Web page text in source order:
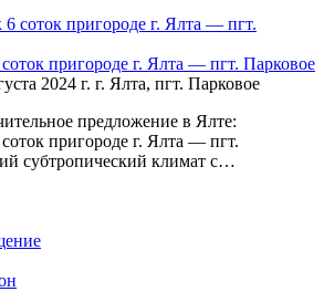
пригороде г. Ялта — пгт. Парковое
2024 г. г. Ялта, пгт. Парковое
предложение в Ялте:
пригороде г. Ялта — пгт.
субтропический климат с…